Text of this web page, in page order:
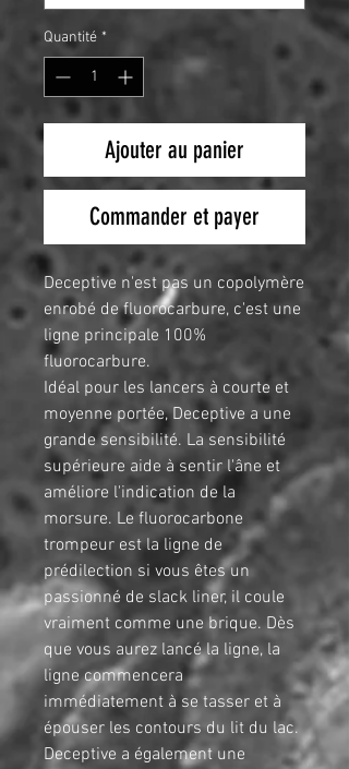
Quantité *
Ajouter au panier
Commander et payer
Deceptive n'est pas un copolymère
enrobé de fluorocarbure, c'est une
ligne principale 100%
fluorocarbure.
Idéal pour les lancers à courte et
moyenne portée, Deceptive a une
grande sensibilité. La sensibilité
supérieure aide à sentir l'âne et
améliore l'indication de la
morsure. Le fluorocarbone
trompeur est la ligne de
prédilection si vous êtes un
passionné de slack liner, il coule
vraiment comme une brique. Dès
que vous aurez lancé la ligne, la
ligne commencera
immédiatement à se tasser et à
épouser les contours du lit du lac.
Deceptive a également une